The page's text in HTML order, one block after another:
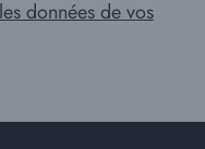
données de vos